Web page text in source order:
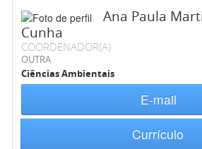
Ana Paula
Cunha
COORDENADOR(A)
OUTRA
Ciências Ambientais
E-mail
Currículo